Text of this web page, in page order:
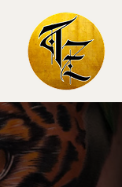
contenu
principal